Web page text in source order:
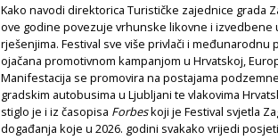
Kako navodi direktorica Turističke zajednice grada
ove godine povezuje vrhunske likovne i
rješenjima. Festival sve više privlači i
ojačana promotivnom kampanjom u Hrvatskoj,
Manifestacija se promovira na postajama
gradskim autobusima u Ljubljani te vlakovima
stiglo je i iz časopisa Forbeskoji je Festival svjetla
događanja koje u 2026. godini svakako vrijedi